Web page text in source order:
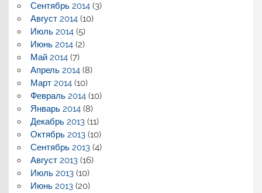
Сентябрь 2014(3)
Август 2014(10)
Июль 2014(5)
Июнь 2014(2)
Май 2014(7)
Апрель 2014(8)
Март 2014(10)
Февраль 2014(10)
Январь 2014(8)
Декабрь 2013(11)
Октябрь 2013(10)
Сентябрь 2013(4)
Август 2013(16)
Июль 2013(10)
Июнь 2013(20)